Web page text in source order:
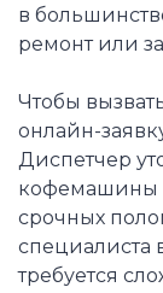
в
ремонт или
Чтобы
онлайн-
Диспетчер
кофемашины
срочных
специалиста
требуется